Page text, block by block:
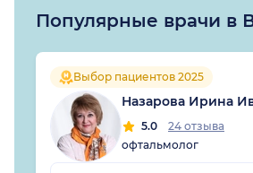
Популярные врачи в
Выбор пациентов 2025
Назарова Ирина
5.0
24 отзыва
офтальмолог